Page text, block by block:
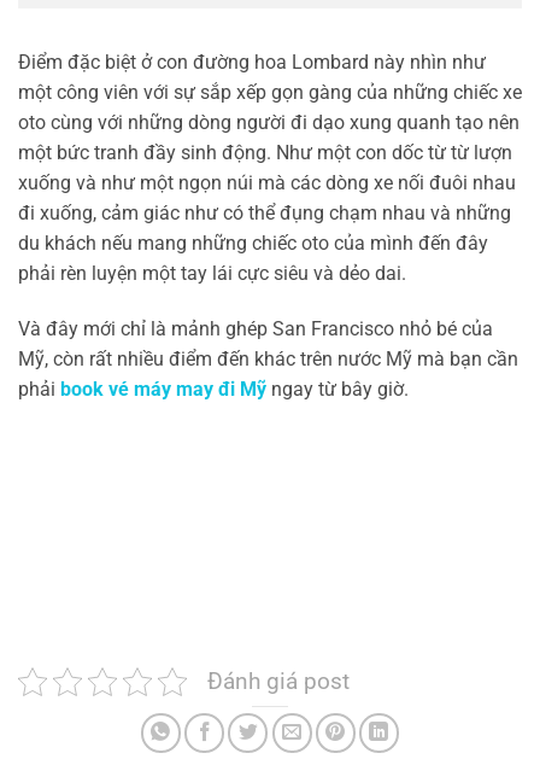
Điểm đặc biệt ở con đường hoa Lombard này nhìn như
một công viên với sự sắp xếp gọn gàng của những chiếc xe
oto cùng với những dòng người đi dạo xung quanh tạo nên
một bức tranh đầy sinh động. Như một con dốc từ từ lượn
xuống và như một ngọn núi mà các dòng xe nối đuôi nhau
đi xuống, cảm giác như có thể đụng chạm nhau và những
du khách nếu mang những chiếc oto của mình đến đây
phải rèn luyện một tay lái cực siêu và dẻo dai.
Và đây mới chỉ là mảnh ghép San Francisco nhỏ bé của
Mỹ, còn rất nhiều điểm đến khác trên nước Mỹ mà bạn cần
phải book vé máy may đi Mỹ ngay từ bây giờ.
Đánh giá post